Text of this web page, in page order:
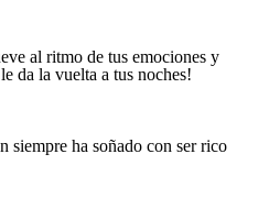
al ritmo de tus emociones y
da la vuelta a tus noches!
siempre ha soñado con ser rico